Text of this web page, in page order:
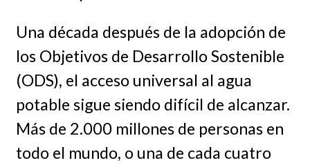
Una década después de la adopción de
los Objetivos de Desarrollo Sostenible
(ODS), el acceso universal al agua
potable sigue siendo difícil de alcanzar.
Más de 2.000 millones de personas en
todo el mundo, o una de cada cuatro